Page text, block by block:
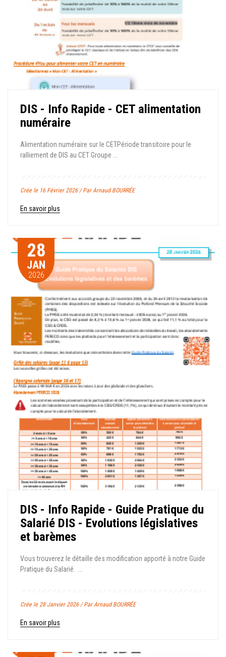
DIS - Info Rapide - CET alimentation
numéraire
Alimentation numéraire sur le CET Période transitoire pour le
ralliement de DIS au CET Groupe ...
Crée le 16 Février 2026 / Par Arnaud BOURRÉE
En savoir plus
28
JAN
2026
DIS - Info Rapide - Guide Pratique du
Salarié DIS - Evolutions législatives
et barèmes
Vous trouverez le détaille des modification apporté à notre Guide
Pratique du Salarié. ...
Crée le 28 Janvier 2026 / Par Arnaud BOURRÉE
En savoir plus